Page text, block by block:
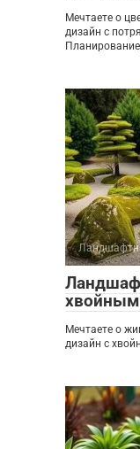
Мечтаете о
дизайн с
Мечтаете о
дизайн с